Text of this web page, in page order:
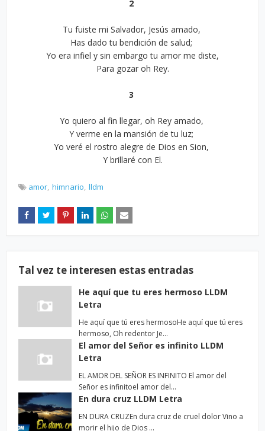
2
Tu fuiste mi Salvador, Jesús amado,
Has dado tu bendición de salud;
Yo era infiel y sin embargo tu amor me diste,
Para gozar oh Rey.
3
Yo quiero al fin llegar, oh Rey amado,
Y verme en la mansión de tu luz;
Yo veré el rostro alegre de Dios en Sion,
Y brillaré con El.
amor himnario lldm
Tal vez te interesen estas entradas
He aquí que tu eres hermoso LLDM
Letra
He aquí que tú eres hermosoHe aquí que tú eres
hermoso, Oh redentor Je…
El amor del Señor es infinito LLDM
Letra
EL AMOR DEL SEÑOR ES INFINITO El amor del
Señor es infinitoel amor del…
En dura cruz LLDM Letra
EN DURA CRUZEn dura cruz de cruel dolor Vino a
morir el hijo de Dios …